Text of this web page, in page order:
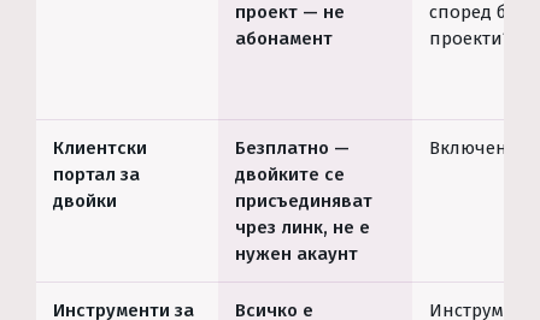
проект — не
абонамент
според броя
проекти*
Клиентски
портал за
двойки
Безплатно —
двойките се
присъединяват
чрез линк, не е
нужен акаунт
Включен*
Инструменти за
Всичко е